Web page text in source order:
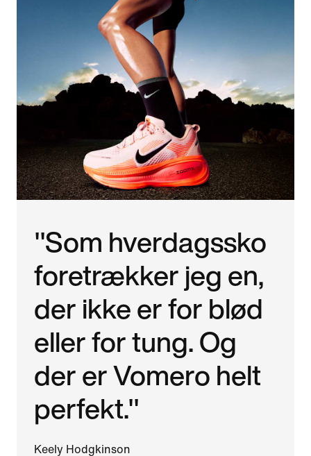
"Som hverdagssko
foretrækker jeg en,
der ikke er for blød
eller for tung. Og
der er Vomero helt
perfekt."
Keely Hodgkinson